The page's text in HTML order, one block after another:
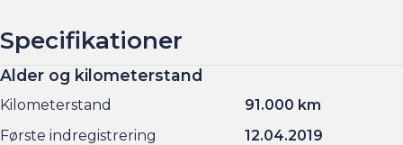
Specifikationer
Alder og kilometerstand
Kilometerstand
91.000 km
Første indregistrering
12.04.2019